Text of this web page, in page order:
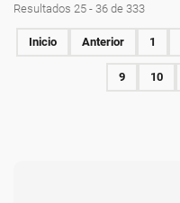
Resultados 25 - 36 de 333
Inicio Anterior 1
9 10